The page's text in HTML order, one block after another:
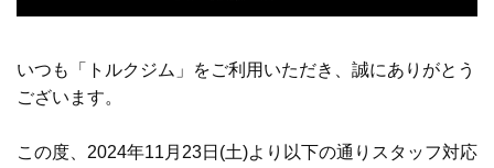
いつも「トルクジム」をご利用いただき、誠にありがとう
ございます。
この度、2024年11月23日(土)より以下の通りスタッフ対応